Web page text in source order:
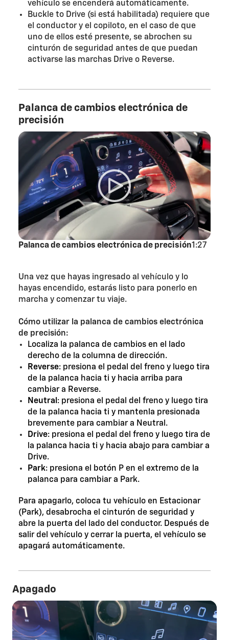
vehículo se encenderá automáticamente.
Buckle to Drive (si está habilitada) requiere que
el conductor y el copiloto, en el caso de que
uno de ellos esté presente, se abrochen su
cinturón de seguridad antes de que puedan
activarse las marchas Drive o Reverse.
Palanca de cambios electrónica de
precisión
Palanca de cambios electrónica de precisión1:27
Una vez que hayas ingresado al vehículo y lo
hayas encendido, estarás listo para ponerlo en
marcha y comenzar tu viaje.
Cómo utilizar la palanca de cambios electrónica
de precisión:
Localiza la palanca de cambios en el lado
derecho de la columna de dirección.
Reverse: presiona el pedal del freno y luego tira
de la palanca hacia ti y hacia arriba para
cambiar a Reverse.
Neutral : presiona el pedal del freno y luego tira
de la palanca hacia ti y mantenla presionada
brevemente para cambiar a Neutral.
Drive: presiona el pedal del freno y luego tira de
la palanca hacia ti y hacia abajo para cambiar a
Drive.
Park: presiona el botón P en el extremo de la
palanca para cambiar a Park.
Para apagarlo, coloca tu vehículo en Estacionar
(Park), desabrocha el cinturón de seguridad y
abre la puerta del lado del conductor. Después de
salir del vehículo y cerrar la puerta, el vehículo se
apagará automáticamente.
Apagado